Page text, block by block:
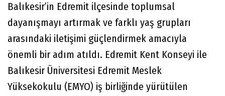
Balıkesir’in Edremit ilçesinde toplumsal
dayanışmayı artırmak ve farklı yaş grupları
arasındaki iletişimi güçlendirmek amacıyla
önemli bir adım atıldı. Edremit Kent Konseyi ile
Balıkesir Üniversitesi Edremit Meslek
Yüksekokulu (EMYO) iş birliğinde yürütülen